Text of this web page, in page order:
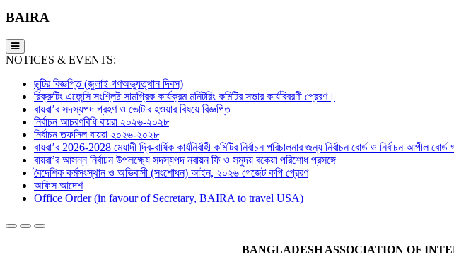
BAIRA
NOTICES & EVENTS:
ছুটির বিজ্ঞপ্তি (জুলাই গণঅভ্যুত্থান দিবস)
রিক্রুটিং এজেন্সি সংশ্লিষ্ট সামগ্রিক কার্যক্রম মনিটরিং কমিটির সভার কার্যবিবরণী প্রেরণ।
বায়রা’র সদস্যপদ গ্রহণ ও ভোটার হওয়ার বিষয়ে বিজ্ঞপ্তি
নির্বাচন আচরণবিধি বায়রা ২০২৬-২০২৮
নির্বাচন তফসিল বায়রা ২০২৬-২০২৮
বায়রা’র 2026-2028 মেয়াদী দ্বি-বার্ষিক কার্যনির্বাহী কমিটির নির্বাচন পরিচালনার জন্য নির্বাচন বোর্ড ও নির্বাচন আপীল
বায়রা’র আসন্ন নির্বাচন উপলক্ষ্যে সদস্যপদ নবায়ন ফি ও সমুদয় বকেয়া পরিশোধ প্রসঙ্গে
বৈদেশিক কর্মসংস্থান ও অভিবাসী (সংশোধন) আইন, ২০২৬ গেজেট কপি প্রেরণ
অফিস আদেশ
Office Order (in favour of Secretary, BAIRA to travel USA)
BANGLADESH ASSOCIATION OF